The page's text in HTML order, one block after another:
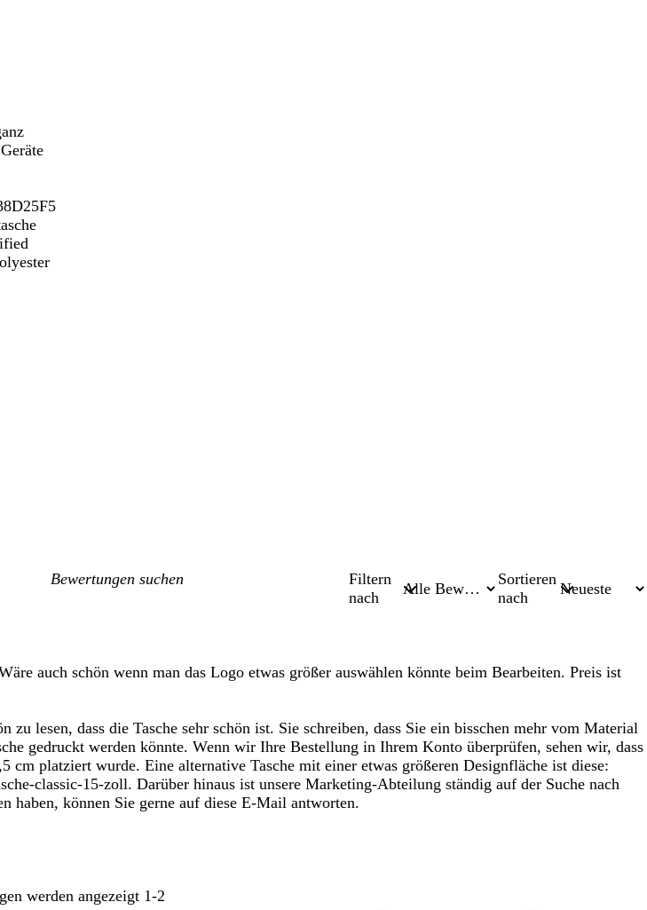
Meine
Filtern
nach
Sortieren
nach
auch schön wenn man das Logo etwas größer auswählen könnte beim Bearbeiten. Preis ist
lesen, dass die Tasche sehr schön ist. Sie schreiben, dass Sie ein bisschen mehr vom Material
gedruckt werden könnte. Wenn wir Ihre Bestellung in Ihrem Konto überprüfen, sehen wir, dass
platziert wurde. Eine alternative Tasche mit einer etwas größeren Designfläche ist diese:
classic-15-zoll. Darüber hinaus ist unsere Marketing-Abteilung ständig auf der Suche nach
haben, können Sie gerne auf diese E-Mail antworten.
werden angezeigt 1-2